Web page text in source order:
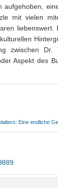
mit vielen
zwischen
Aspekt des
Eine endliche